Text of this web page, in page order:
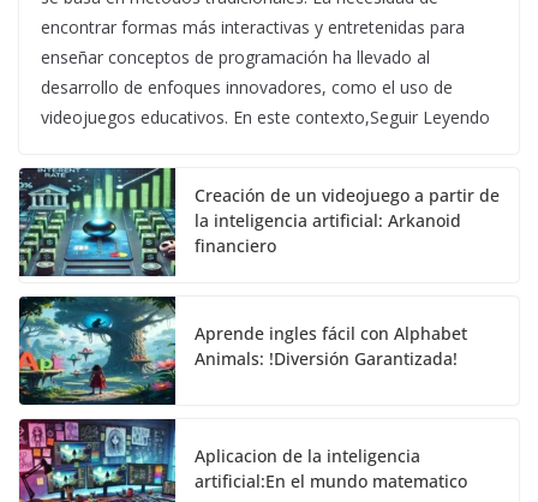
encontrar formas más interactivas y entretenidas para
enseñar conceptos de programación ha llevado al
desarrollo de enfoques innovadores, como el uso de
videojuegos educativos. En este contexto,Seguir Leyendo
Creación de un videojuego a partir de
la inteligencia artificial: Arkanoid
financiero
Aprende ingles fácil con Alphabet
Animals: !Diversión Garantizada!
Aplicacion de la inteligencia
artificial:En el mundo matematico